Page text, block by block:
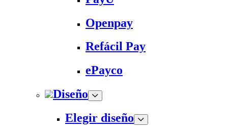
Openpay
Refácil Pay
ePayco
Diseño
Elegir diseño